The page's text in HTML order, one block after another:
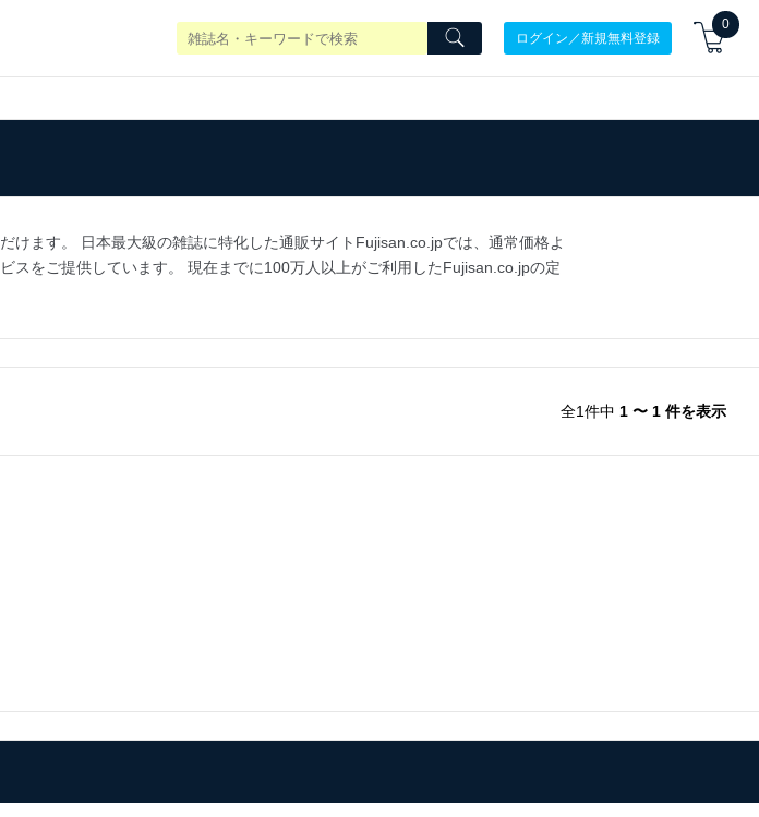
ログイン／新規無料登録
0
ます。 日本最大級の雑誌に特化した通販サイトFujisan.co.jpでは、通常価格よ
スをご提供しています。 現在までに100万人以上がご利用したFujisan.co.jpの定
全1件中 1 〜 1 件を表示